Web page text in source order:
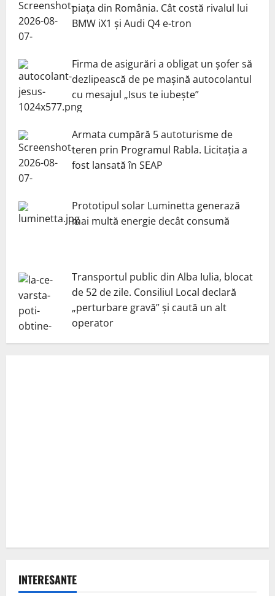
piața din România. Cât costă rivalul lui
BMW iX1 și Audi Q4 e-tron
Firma de asigurări a obligat un șofer să
dezlipească de pe mașină autocolantul
cu mesajul „Isus te iubește”
Armata cumpără 5 autoturisme de
teren prin Programul Rabla. Licitația a
fost lansată în SEAP
Prototipul solar Luminetta generază
mai multă energie decât consumă
Transportul public din Alba Iulia, blocat
de 52 de zile. Consiliul Local declară
„perturbare gravă” și caută un alt
operator
INTERESANTE